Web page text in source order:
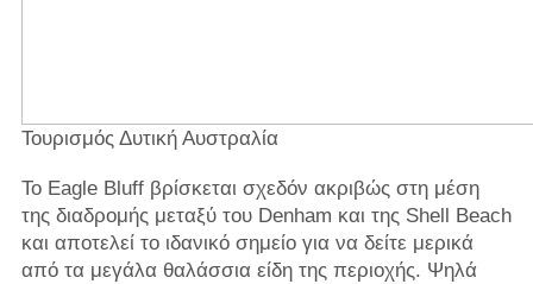
Τουρισμός Δυτική Αυστραλία
Το Eagle Bluff βρίσκεται σχεδόν ακριβώς στη μέση
της διαδρομής μεταξύ του Denham και της Shell Beach
και αποτελεί το ιδανικό σημείο για να δείτε μερικά
από τα μεγάλα θαλάσσια είδη της περιοχής. Ψηλά